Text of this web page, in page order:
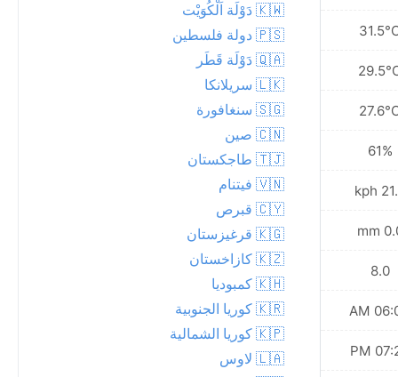
61%
21.2
0.0
8.0
07:27
29.9°C
28.2°C
26.7°C
69%
18.4 kph
0.0 mm
7.0
06:04 AM
07:26 PM
🇰🇼 دَوْلَة اَلْكُوَيْت
🇵🇸 دولة فلسطين
🇶🇦 دَوْلَة قَطَر
🇱🇰 سريلانكا
🇸🇬 سنغافورة
🇨🇳 صين
🇹🇯 طاجكستان
🇻🇳 فيتنام
🇨🇾 قبرص
🇰🇬 قرغيزستان
🇰🇿 كازاخستان
🇰🇭 كمبوديا
🇰🇷 كوريا الجنوبية
🇰🇵 كوريا الشمالية
🇱🇦 لاوس